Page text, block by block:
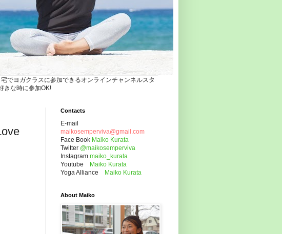
でヨガクラスに参加できるオンラインチャンネルスタ
きな時に参加OK!
Contacts
E-mail
maikosemperviva@gmail.com
Face Book Maiko Kurata
Twitter @maikosemperviva
Instagram maiko_kurata
Youtube
Maiko Kurata
Yoga Alliance
Maiko Kurata
About Maiko